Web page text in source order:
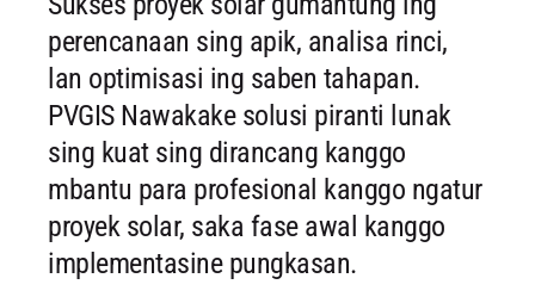
perencanaan sing apik, analisa rinci,
lan optimisasi ing saben tahapan.
PVGIS Nawakake solusi piranti lunak
sing kuat sing dirancang kanggo
mbantu para profesional kanggo ngatur
proyek solar, saka fase awal kanggo
implementasine pungkasan.